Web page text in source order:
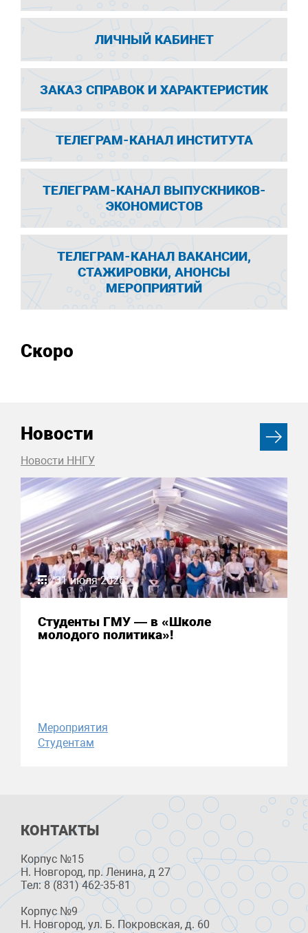
ЛИЧНЫЙ КАБИНЕТ
ЗАКАЗ СПРАВОК И ХАРАКТЕРИСТИК
ТЕЛЕГРАМ-КАНАЛ ИНСТИТУТА
ТЕЛЕГРАМ-КАНАЛ ВЫПУСКНИКОВ-
ЭКОНОМИСТОВ
ТЕЛЕГРАМ-КАНАЛ ВАКАНСИИ,
СТАЖИРОВКИ, АНОНСЫ
МЕРОПРИЯТИЙ
Скоро
Новости
Новости ННГУ
31 июля 2026
Студенты ГМУ — в «Школе
молодого политика»!
Мероприятия
Студентам
КОНТАКТЫ
Корпус №15
Н. Новгород, пр. Ленина, д 27
Тел: 8 (831) 462-35-81
Корпус №9
Н. Новгород, ул. Б. Покровская, д. 60